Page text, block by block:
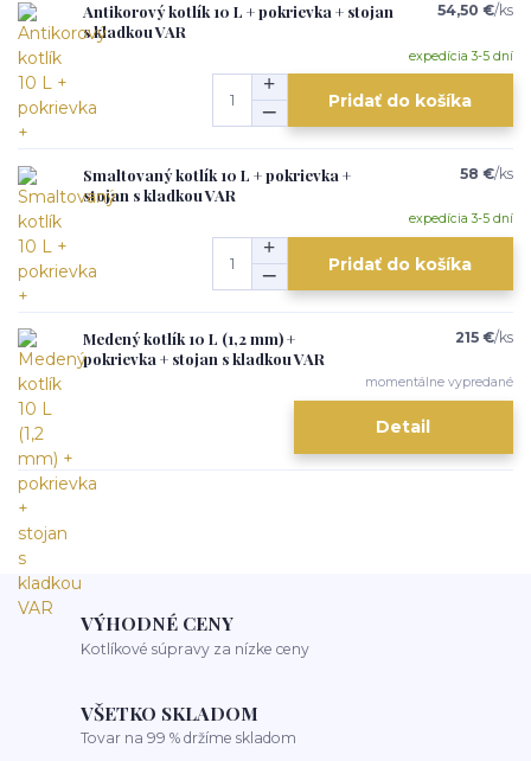
Antikorový kotlík 10 L + pokrievka + stojan
s kladkou VAR
54,50 €/ks
expedícia 3-5 dní
Pridať do košíka
Smaltovaný kotlík 10 L + pokrievka +
stojan s kladkou VAR
58 €/ks
expedícia 3-5 dní
Pridať do košíka
Medený kotlík 10 L (1,2 mm) +
pokrievka + stojan s kladkou VAR
215 €/ks
momentálne vypredané
Detail
VÝHODNÉ CENY
Kotlíkové súpravy za nízke ceny
VŠETKO SKLADOM
Tovar na 99 % držíme skladom